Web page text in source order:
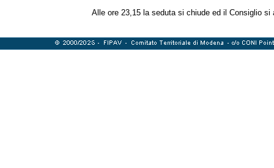
Alle ore 23,15 la seduta si chiude ed il Consiglio si